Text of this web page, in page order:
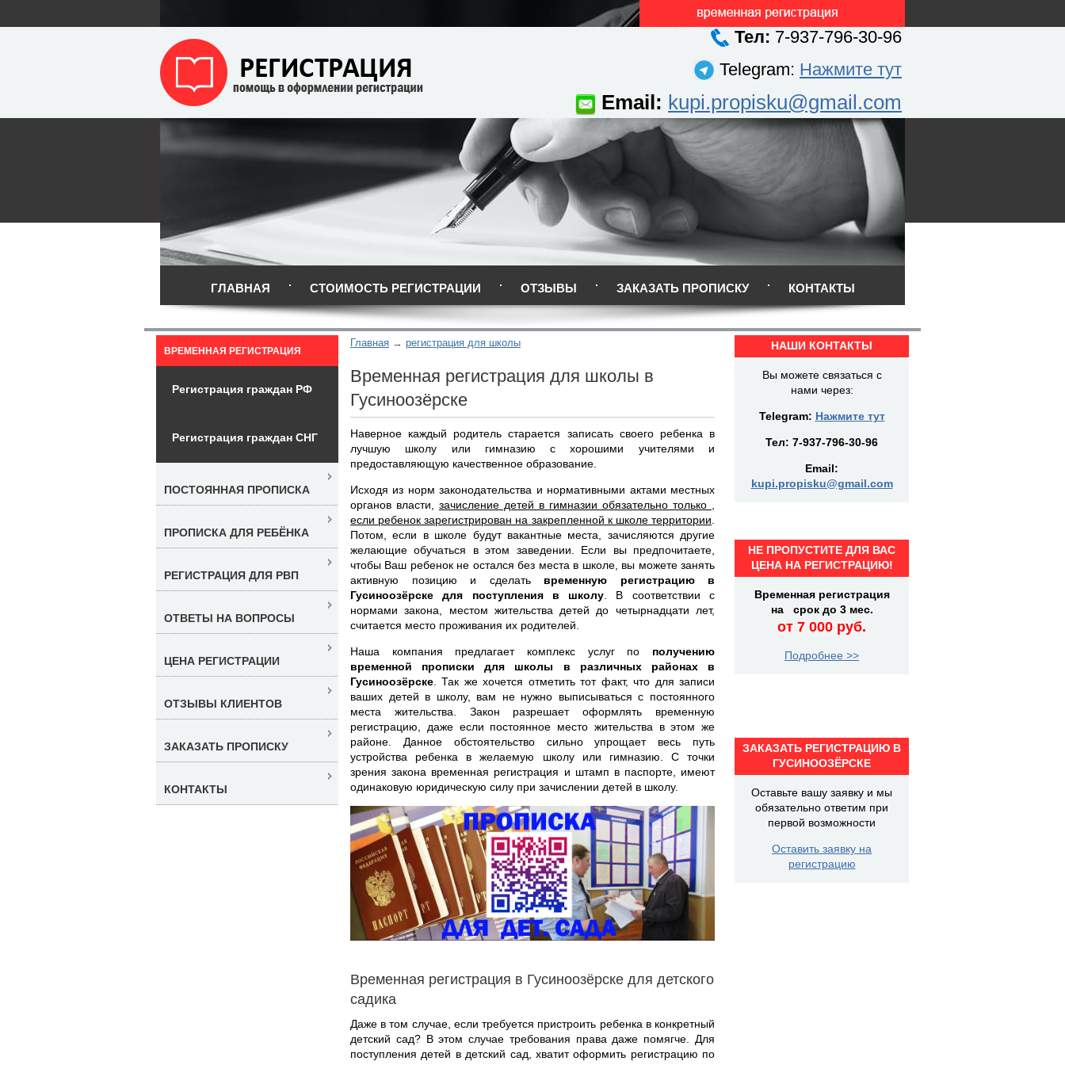
Тел: 7-937-796-30-96
Telegram: Нажмите тут
Email: kupi.propisku@gmail.com
ГЛАВНАЯ СТОИМОСТЬ РЕГИСТРАЦИИ ОТЗЫВЫ ЗАКАЗАТЬ ПРОПИСКУ КОНТАКТЫ
Главная регистрация для школы
Временная регистрация для школы в
Гусиноозёрске
Наверное каждый родитель старается записать своего ребенка в
лучшую школу или гимназию с хорошими учителями и
предоставляющую качественное образование.
Исходя из норм законодательства и нормативными актами местных
органов власти, зачисление детей в гимназии обязательно только ,
если ребенок зарегистрирован на закрепленной к школе территории
Потом, если в школе будут вакантные места, зачисляются другие
желающие обучаться в этом заведении. Если вы предпочитаете,
чтобы Ваш ребенок не остался без места в школе, вы можете занять
активную позицию и сделать временную регистрацию в
Гусиноозёрске для поступления в школу . В соответствии с
нормами закона, местом жительства детей до четырнадцати лет,
считается место проживания их родителей.
Наша компания предлагает комплекс услуг по получению
временной прописки для школы в различных районах в
Гусиноозёрске . Так же хочется отметить тот факт, что для записи
ваших детей в школу, вам не нужно выписываться с постоянного
места жительства. Закон разрешает оформлять временную
регистрацию, даже если постоянное место жительства в этом же
районе. Данное обстоятельство сильно упрощает весь путь
устройства ребенка в желаемую школу или гимназию. С точки
зрения закона временная регистрация и штамп в паспорте, имеют
одинаковую юридическую силу при зачислении детей в школу.
Временная регистрация в Гусиноозёрске для детского
садика
Даже в том случае, если требуется пристроить ребенка в конкретный
детский сад? В этом случае требования права даже помягче. Для
поступления детей в детский сад, хватит оформить регистрацию по
ВРЕМЕННАЯ РЕГИСТРАЦИЯ
Регистрация граждан РФ
Регистрация граждан СНГ
ПОСТОЯННАЯ ПРОПИСКА
ПРОПИСКА ДЛЯ РЕБЁНКА
РЕГИСТРАЦИЯ ДЛЯ РВП
ОТВЕТЫ НА ВОПРОСЫ
ЦЕНА РЕГИСТРАЦИИ
ОТЗЫВЫ КЛИЕНТОВ
ЗАКАЗАТЬ ПРОПИСКУ
КОНТАКТЫ
НАШИ КОНТАКТЫ
Вы можете связаться с
нами через:
Telegram: Нажмите тут
Тел: 7-937-796-30-96
Email:
kupi.propisku@gmail.com
НЕ ПРОПУСТИТЕ ДЛЯ ВАС
ЦЕНА НА РЕГИСТРАЦИЮ!
Временная регистрация
на срок до 3 мес.
от 7 000 руб.
Подробнее >>
ЗАКАЗАТЬ РЕГИСТРАЦИЮ В
ГУСИНООЗЁРСКЕ
Оставьте вашу заявку и мы
обязательно ответим при
первой возможности
Оставить заявку на
регистрацию